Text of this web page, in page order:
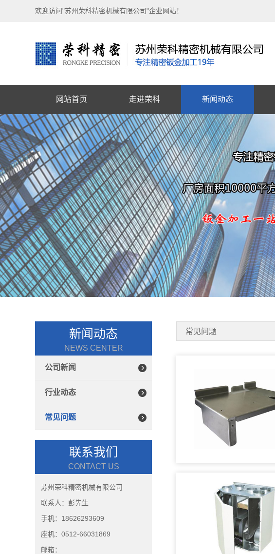
欢迎访问"苏州荣科精密机械有限公司"企业网站！
网站首页 走进荣科 新闻动态
新闻动态
NEWS CENTER
公司新闻
行业动态
常见问题
联系我们
CONTACT US
苏州荣科精密机械有限公司
联系人：彭先生
手机：18626293609
座机：0512-66031869
邮箱：
常见问题